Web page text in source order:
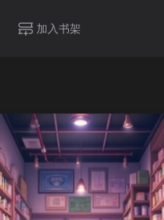
加入书架